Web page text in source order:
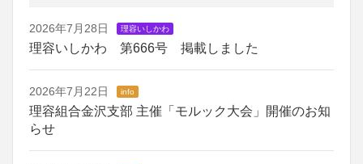
2026年7月28日 理容いしかわ
理容いしかわ 第666号 掲載しました
2026年7月22日 info
理容組合金沢支部 主催「モルック大会」開催のお知
らせ